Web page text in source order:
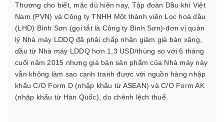
Thương cho biết, mặc dù hiện nay, Tập đoàn Dầu khí Việt
Nam (PVN) và Công ty TNHH Một thành viên Lọc hoá dầu
(LHD) Bình Sơn (gọi tắt là Công ty Bình Sơn)-đơn vị quản
lý Nhà máy LDDQ đã phải chấp nhận giảm giá bán xăng,
dầu từ Nhà máy LDDQ hơn 1,3 USD/thùng so với 6 tháng
cuối năm 2015 nhưng giá bán sản phẩm của Nhà máy này
vẫn không làm sao cạnh tranh được với nguồn hàng nhập
khẩu C/O Form D (nhập khẩu từ ASEAN) và C/O Form AK
(nhập khẩu từ Hàn Quốc), do chênh lệch thuế.